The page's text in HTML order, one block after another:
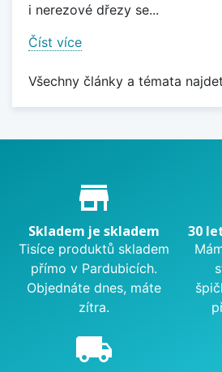
i nerezové dřezy se...
Číst více
Všechny články a témata
Proč nakupovat u nás?
store_mall_directory
Skladem je skladem
Tisíce produktů skladem
přímo v Pardubicích.
Objednáte dnes, máte
zítra.
30
local_shipping